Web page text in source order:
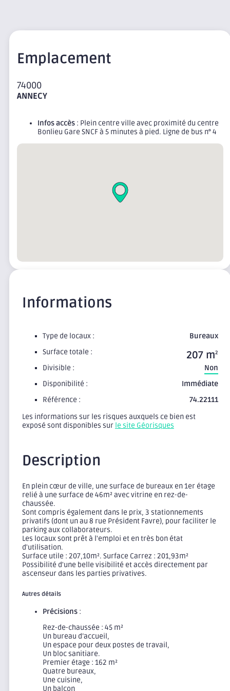
Emplacement
74000
ANNECY
Infos accès : Plein centre ville avec proximité du centre
Bonlieu Gare SNCF à 5 minutes à pied. Ligne de bus n° 4
Informations
Type de locaux :
Bureaux
Surface totale :
207 m2
Divisible :
Non
Disponibilité :
Immédiate
Référence :
74.22111
Les informations sur les risques auxquels ce bien est
exposé sont disponibles sur le site Géorisques
Description
En plein cœur de ville, une surface de bureaux en 1er étage
relié à une surface de 46m² avec vitrine en rez-de-
chaussée.
Sont compris également dans le prix, 3 stationnements
privatifs (dont un au 8 rue Président Favre), pour faciliter le
parking aux collaborateurs.
Les locaux sont prêt à l'emploi et en très bon état
d'utilisation.
Surface utile : 207,10m². Surface Carrez : 201,93m²
Possibilité d'une belle visibilité et accès directement par
ascenseur dans les parties privatives.
Autres détails
Précisions :
Rez-de-chaussée : 45 m²
Un bureau d’accueil,
Un espace pour deux postes de travail,
Un bloc sanitiare.
Premier étage : 162 m²
Quatre bureaux,
Une cuisine,
Un balcon